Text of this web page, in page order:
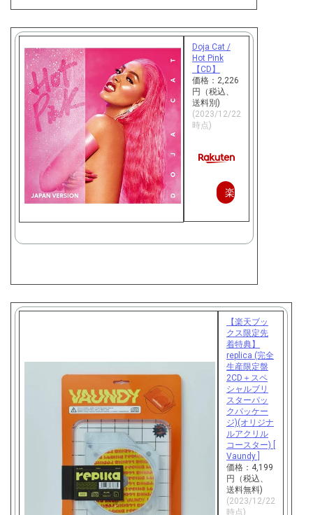
入
Doja Cat /
Hot Pink
【CD】
価格：2,226
円（税込、
送料別)
(2023/12/22
時点)
楽
入
【楽天ブッ
クス限定先
着特典】
replica (完全
生産限定盤
2CD＋スペ
シャルブリ
スターパッ
クパッケー
ジ)(オリジナ
ルアクリル
コースター) [
Vaundy ]
価格：4,199
円（税込、
送料無料)
(2023/12/22
時点)